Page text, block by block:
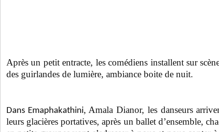
Après un petit entracte, les comédiens installent sur
des guirlandes de lumière, ambiance boite de nuit.
Dans Emaphakathini, Amala Dianor, les danseurs
leurs glacières portatives, après un ballet d’ensemble,